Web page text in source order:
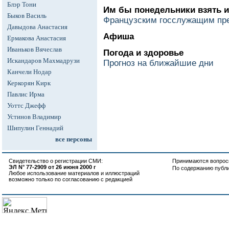
Блэр Тони
Быков Василь
Давыдова Анастасия
Ермакова Анастасия
Иваньков Вячеслав
Искандаров Махмадрузи
Канчели Нодар
Керкорян Кирк
Павлис Ирма
Уоттс Джефф
Устинов Владимир
Шипулин Геннадий
все персоны
Им бы понедельники взять
Французским госслужащим
Афиша
Погода и здоровье
Прогноз на ближайшие дни
Свидетельство о регистрации СМИ:
ЭЛ N° 77-2909 от 26 июня 2000 г
Любое использование материалов и иллюстраций
возможно только по согласованию с редакцией
Принимаются
По содержанию